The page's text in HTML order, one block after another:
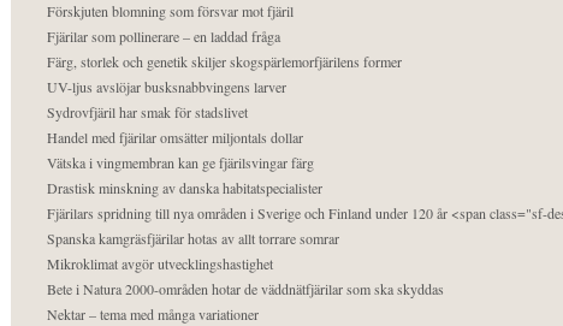
Förskjuten blomning som försvar mot fjäril
Fjärilar som pollinerare – en laddad fråga
Färg, storlek och genetik skiljer skogspärlemorfjärilens former
UV-ljus avslöjar busksnabbvingens larver
Sydrovfjäril har smak för stadslivet
Handel med fjärilar omsätter miljontals dollar
Vätska i vingmembran kan ge fjärilsvingar färg
Drastisk minskning av danska habitatspecialister
Fjärilars spridning till nya områden i Sverige och Finland under 120 år <span class="sf-
Spanska kamgräsfjärilar hotas av allt torrare somrar
Mikroklimat avgör utvecklingshastighet
Bete i Natura 2000-områden hotar de väddnätfjärilar som ska skyddas
Nektar – tema med många variationer